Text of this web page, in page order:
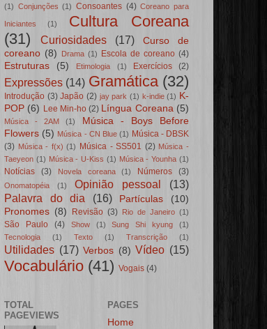
(1) Conjunções (1) Consoantes (4) Coreano para
Iniciantes (1)
Cultura Coreana
(31)
Curiosidades (17)
Curso de
coreano (8) Drama (1) Escola de coreano (4)
Estruturas (5) Etimologia (1) Exercícios (2)
Expressões (14) Gramática (32)
Introdução (3) Japão (2) jay park (1) k-indie (1) K-
POP (6) Lee Min-ho (2) Língua Coreana (5)
Música - 2AM (1)
Música - Boys Before
Flowers (5) Música - CN Blue (1) Música - DBSK
(3) Música - f(x) (1) Música - SS501 (2) Música -
Taeyeon (1) Música - U-Kiss (1) Música - Younha (1)
Notícias (3) Novela coreana (1) Números (3)
Onomatopéia (1) Opinião pessoal
(13)
Palavra do dia
(16) Partículas
(10)
Pronomes (8) Revisão (3) Rio de Janeiro (1)
São Paulo (4) Show (1) Sung Shi kyung
(1)
Tecnologia
(1) Texto (1) Transcrição (1)
Utilidades (17) Verbos (8) Vídeo (15)
Vocabulário (41) Vogais (4)
TOTAL
PAGEVIEWS
PAGES
Home